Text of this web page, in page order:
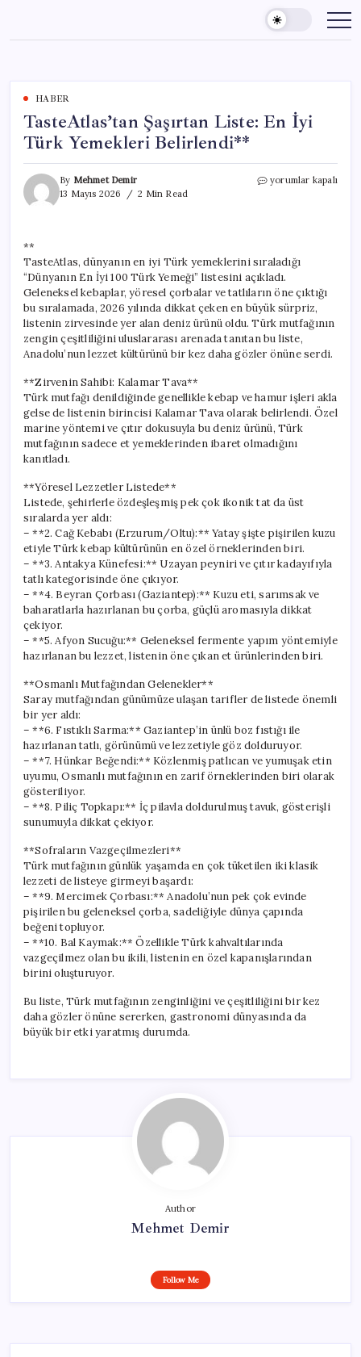
content
HABER
TasteAtlas’tan Şaşırtan Liste: En İyi
Türk Yemekleri Belirlendi**
By Mehmet Demir
13 Mayıs 2026
2 Min Read
TasteAtlas’tan
Yemekleri
Belirlendi**
için
yorumlar kapalı
**
TasteAtlas, dünyanın en iyi Türk yemeklerini sıraladığı
“Dünyanın En İyi 100 Türk Yemeği” listesini açıkladı.
Geleneksel kebaplar, yöresel çorbalar ve tatlıların öne çıktığı
bu sıralamada, 2026 yılında dikkat çeken en büyük sürpriz,
listenin zirvesinde yer alan deniz ürünü oldu. Türk mutfağının
zengin çeşitliliğini uluslararası arenada tanıtan bu liste,
Anadolu’nun lezzet kültürünü bir kez daha gözler önüne serdi.
**Zirvenin Sahibi: Kalamar Tava**
Türk mutfağı denildiğinde genellikle kebap ve hamur işleri akla
gelse de listenin birincisi Kalamar Tava olarak belirlendi. Özel
marine yöntemi ve çıtır dokusuyla bu deniz ürünü, Türk
mutfağının sadece et yemeklerinden ibaret olmadığını
kanıtladı.
**Yöresel Lezzetler Listede**
Listede, şehirlerle özdeşleşmiş pek çok ikonik tat da üst
sıralarda yer aldı:
– **2. Cağ Kebabı (Erzurum/Oltu):** Yatay şişte pişirilen kuzu
etiyle Türk kebap kültürünün en özel örneklerinden biri.
– **3. Antakya Künefesi:** Uzayan peyniri ve çıtır kadayıfıyla
tatlı kategorisinde öne çıkıyor.
– **4. Beyran Çorbası (Gaziantep):** Kuzu eti, sarımsak ve
baharatlarla hazırlanan bu çorba, güçlü aromasıyla dikkat
çekiyor.
– **5. Afyon Sucuğu:** Geleneksel fermente yapım yöntemiyle
hazırlanan bu lezzet, listenin öne çıkan et ürünlerinden biri.
**Osmanlı Mutfağından Gelenekler**
Saray mutfağından günümüze ulaşan tarifler de listede önemli
bir yer aldı:
– **6. Fıstıklı Sarma:** Gaziantep’in ünlü boz fıstığı ile
hazırlanan tatlı, görünümü ve lezzetiyle göz dolduruyor.
– **7. Hünkar Beğendi:** Közlenmiş patlıcan ve yumuşak etin
uyumu, Osmanlı mutfağının en zarif örneklerinden biri olarak
gösteriliyor.
– **8. Piliç Topkapı:** İç pilavla doldurulmuş tavuk, gösterişli
sunumuyla dikkat çekiyor.
**Sofraların Vazgeçilmezleri**
Türk mutfağının günlük yaşamda en çok tüketilen iki klasik
lezzeti de listeye girmeyi başardı:
– **9. Mercimek Çorbası:** Anadolu’nun pek çok evinde
pişirilen bu geleneksel çorba, sadeliğiyle dünya çapında
beğeni topluyor.
– **10. Bal Kaymak:** Özellikle Türk kahvaltılarında
vazgeçilmez olan bu ikili, listenin en özel kapanışlarından
birini oluşturuyor.
Bu liste, Türk mutfağının zenginliğini ve çeşitliliğini bir kez
daha gözler önüne sererken, gastronomi dünyasında da
büyük bir etki yaratmış durumda.
Author
Mehmet Demir
Follow Me